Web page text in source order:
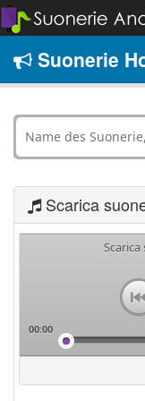
Suonerie
Scarica
00:00